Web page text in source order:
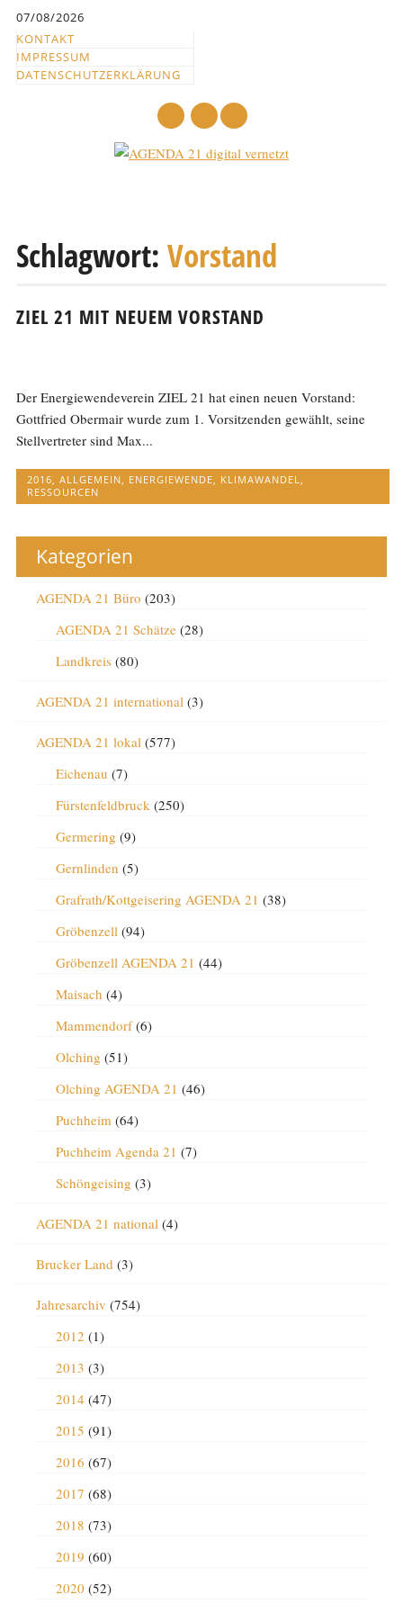
springen
07/08/2026
KONTAKT
IMPRESSUM
DATENSCHUTZERKLÄRUNG
zum
Schlagwort: Vorstand
ZIEL 21 MIT NEUEM VORSTAND
Der Energiewendeverein ZIEL 21 hat einen neuen Vorstand:
Gottfried Obermair wurde zum 1. Vorsitzenden gewählt, seine
Stellvertreter sind Max...
2016,ALLGEMEIN, ENERGIEWENDE, KLIMAWANDEL,
RESSOURCEN
Kategorien
AGENDA 21 Büro (203)
AGENDA 21 Schätze(28)
Landkreis(80)
AGENDA 21 international (3)
AGENDA 21 lokal (577)
Eichenau (7)
Fürstenfeldbruck (250)
Germering (9)
Gernlinden (5)
Grafrath/Kottgeisering AGENDA 21 (38)
Gröbenzell (94)
Gröbenzell AGENDA 21 (44)
Maisach (4)
Mammendorf(6)
Olching (51)
Olching AGENDA 21 (46)
Puchheim (64)
Puchheim Agenda 21 (7)
Schöngeising (3)
AGENDA 21 national (4)
Brucker Land (3)
Jahresarchiv (754)
2012 (1)
2013 (3)
2014 (47)
2015 (91)
2016 (67)
2017 (68)
2018 (73)
2019 (60)
2020 (52)